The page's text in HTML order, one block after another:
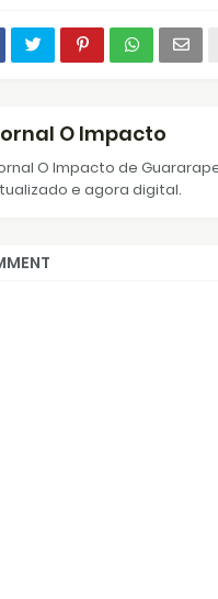
O Impacto
O Impacto de
e agora digital.